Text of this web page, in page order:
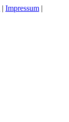
| Impressum |